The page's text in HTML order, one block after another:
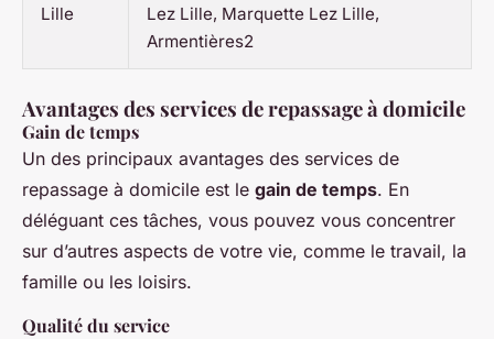
Lille
Lez Lille, Marquette Lez Lille,
Armentières2
Avantages des services de repassage à domicile
Gain de temps
Un des principaux avantages des services de
repassage à domicile est le gain de temps. En
déléguant ces tâches, vous pouvez vous concentrer
sur d’autres aspects de votre vie, comme le travail, la
famille ou les loisirs.
Qualité du service